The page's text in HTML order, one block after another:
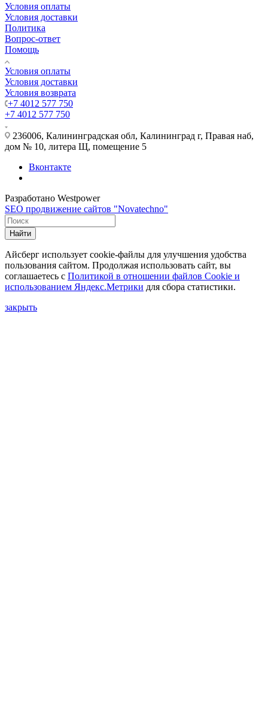
Условия оплаты
Условия доставки
Политика
Вопрос-ответ
Помощь
Условия оплаты
Условия доставки
Условия возврата
+7 4012 577 750
+7 4012 577 750
236006, Калининградская обл, Калининград г, Правая наб,
дом № 10, литера Щ, помещение 5
Вконтакте
Разработано Westpower
SEO продвижение сайтов "Novatechno"
Найти
Айсберг использует cookie-файлы для улучшения удобства
пользования сайтом. Продолжая использовать сайт, вы
соглашаетесь с Политикой в отношении файлов Сookie и
использованием Яндекс.Метрики для сбора статистики.
закрыть